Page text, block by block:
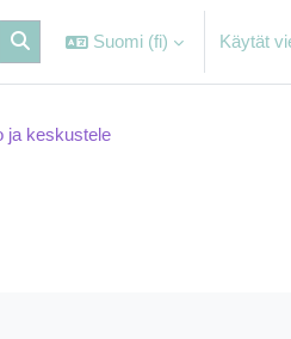
Suomi ‎(fi)‎ Käytät
ja keskustele